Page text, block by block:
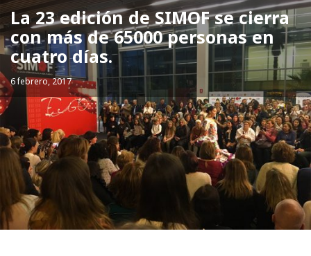
La 23 edición de SIMOF se cierra
con más de 65000 personas en
cuatro días.
6 febrero, 2017